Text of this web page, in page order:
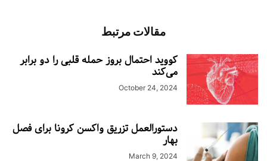
مقالات مرتبط
کووید احتمال بروز حمله قلبی را دو برابر
می‌کند
October 24, 2024
دستورالعمل تزریق واکسن کرونا برای فصل
بهار
March 9, 2024